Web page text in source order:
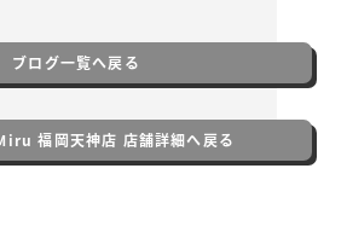
ブログ一覧へ戻る
福岡天神店 店舗詳細へ戻る